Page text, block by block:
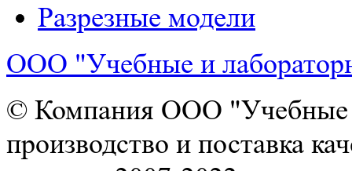
Разрезные модели
ООО "Учебные и
© Компания ООО "Учебные
производство и поставка